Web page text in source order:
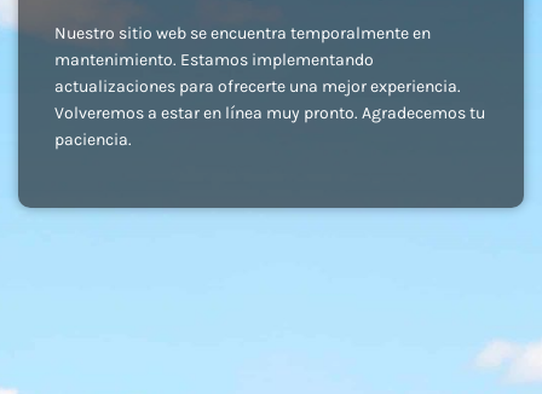
Nuestro sitio web se encuentra temporalmente en
mantenimiento. Estamos implementando
actualizaciones para ofrecerte una mejor experiencia.
Volveremos a estar en línea muy pronto. Agradecemos tu
paciencia.